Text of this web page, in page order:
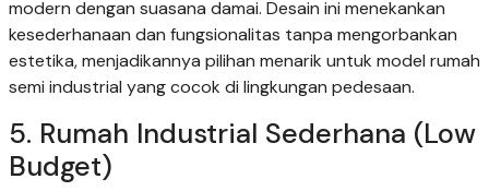
modern dengan suasana damai. Desain ini menekankan
kesederhanaan dan fungsionalitas tanpa mengorbankan
estetika, menjadikannya pilihan menarik untuk model rumah
semi industrial yang cocok di lingkungan pedesaan.
5. Rumah Industrial Sederhana (Low
Budget)